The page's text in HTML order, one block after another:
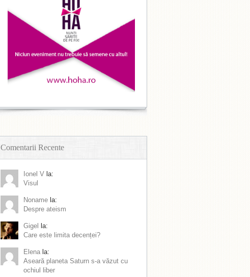
Comentarii Recente
Ionel V la:
Visul
Noname la:
Despre ateism
Gigel
la:
Care este limita decenței?
Elena la:
Aseară planeta Saturn s-a văzut cu
ochiul liber